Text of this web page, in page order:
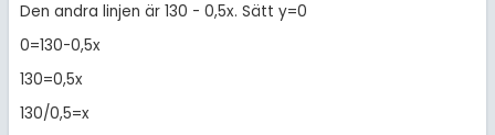
Den andra linjen är 130 - 0,5x. Sätt y=0
0=130-0,5x
130=0,5x
130/0,5=x